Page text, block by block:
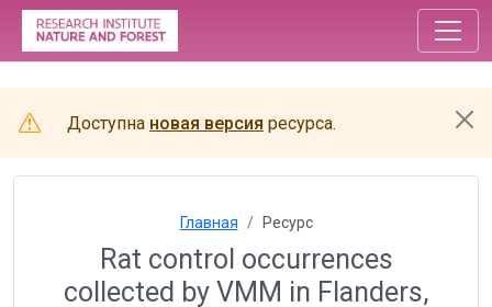
Доступна новая версия ресурса.
Главная Ресурс
Rat control occurrences
collected by VMM in Flanders,